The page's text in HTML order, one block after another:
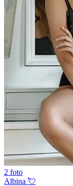
2 foto
Albina 💘